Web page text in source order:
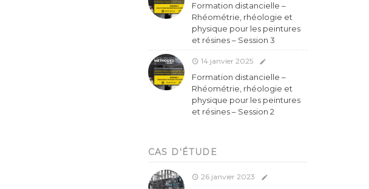
Formation distancielle –
Rhéométrie, rhéologie et
physique pour les peintures
et résines – Session 3
14 janvier 2025
Formation distancielle –
Rhéométrie, rhéologie et
physique pour les peintures
et résines – Session 2
CAS D'ÉTUDE
26 janvier 2023